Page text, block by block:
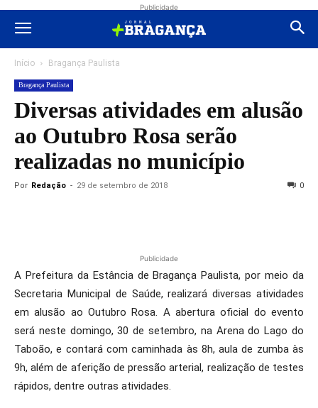
Publicidade
Início Bragança Paulista
Bragança Paulista
Diversas atividades em alusão
ao Outubro Rosa serão
realizadas no município
Por Redação - 29 de setembro de 2018 0
Publicidade
A Prefeitura da Estância de Bragança Paulista, por meio da
Secretaria Municipal de Saúde, realizará diversas atividades
em alusão ao Outubro Rosa. A abertura oficial do evento
será neste domingo, 30 de setembro, na Arena do Lago do
Taboão, e contará com caminhada às 8h, aula de zumba às
9h, além de aferição de pressão arterial, realização de testes
rápidos, dentre outras atividades.